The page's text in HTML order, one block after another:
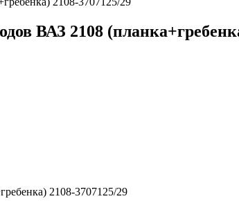
ВАЗ 2108
2108-3707125/29